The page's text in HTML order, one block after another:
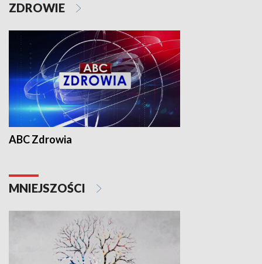
ZDROWIE
ABC Zdrowia
MNIEJSZOŚCI